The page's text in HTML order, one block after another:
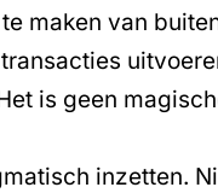
maken van
is geen
inzetten.